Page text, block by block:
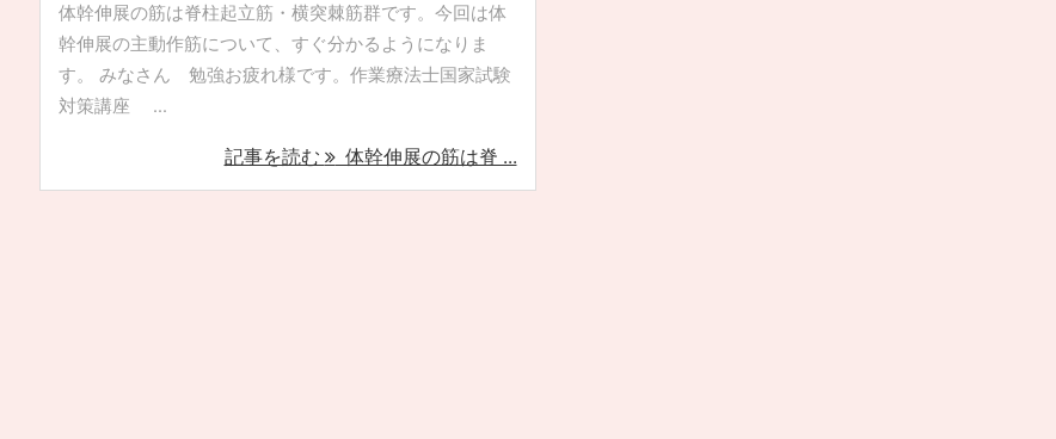
体幹伸展の筋は脊柱起立筋・横突棘筋群です。今回は体
幹伸展の主動作筋について、すぐ分かるようになりま
す。 みなさん 勉強お疲れ様です。作業療法士国家試験
対策講座 ...
記事を読む 体幹伸展の筋は脊 ...